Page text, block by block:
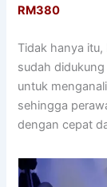
RM380
Tidak hanya
sudah
untuk
sehingga
dengan cepat